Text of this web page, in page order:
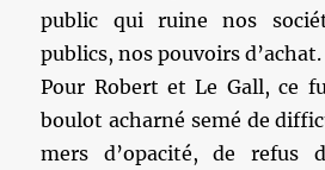
public qui ruine nos
publics, nos pouvoirs d’achat.
Pour Robert et Le Gall, ce
boulot acharné semé de
mers d’opacité, de refus